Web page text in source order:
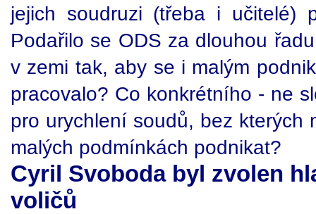
jejich soudruzi (třeba i učitelé)
Podařilo se ODS za dlouhou
v zemi tak, aby se i malým
pracovalo? Co konkrétního - ne
pro urychlení soudů, bez kterých
malých podmínkách podnikat?
Cyril Svoboda byl zvolen
voličů